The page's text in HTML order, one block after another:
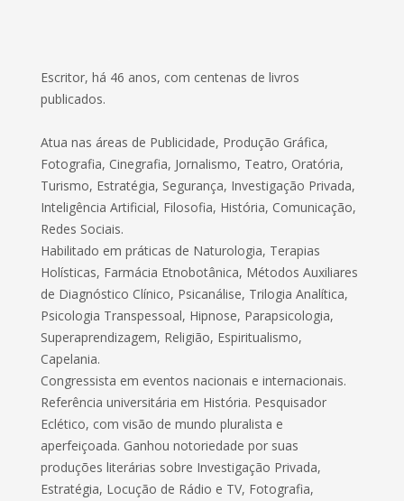
Escritor, há 46 anos, com centenas de livros
publicados.
Atua nas áreas de Publicidade, Produção Gráfica,
Fotografia, Cinegrafia, Jornalismo, Teatro, Oratória,
Turismo, Estratégia, Segurança, Investigação Privada,
Inteligência Artificial, Filosofia, História, Comunicação,
Redes Sociais.
Habilitado em práticas de Naturologia, Terapias
Holísticas, Farmácia Etnobotânica, Métodos Auxiliares
de Diagnóstico Clínico, Psicanálise, Trilogia Analítica,
Psicologia Transpessoal, Hipnose, Parapsicologia,
Superaprendizagem, Religião, Espiritualismo,
Capelania.
Congressista em eventos nacionais e internacionais.
Referência universitária em História. Pesquisador
Eclético, com visão de mundo pluralista e
aperfeiçoada. Ganhou notoriedade por suas
produções literárias sobre Investigação Privada,
Estratégia, Locução de Rádio e TV, Fotografia,